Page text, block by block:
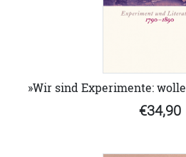
»Wir sind Experimente:
€34,90